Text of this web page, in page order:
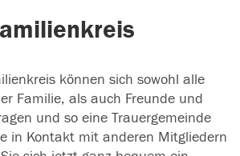
können sich sowohl alle
Familie, als auch Freunde und
und so eine Trauergemeinde
in Kontakt mit anderen Mitgliedern